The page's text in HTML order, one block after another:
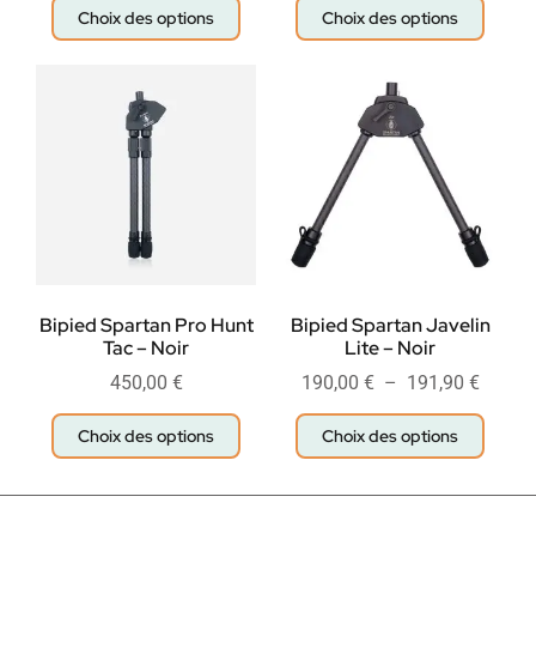
Choix des options Choix des options
Bipied Spartan Pro Hunt
Tac – Noir
450,00 €
Choix des options
Bipied Spartan Javelin
Lite – Noir
190,00 € – 191,90 €
Choix des options